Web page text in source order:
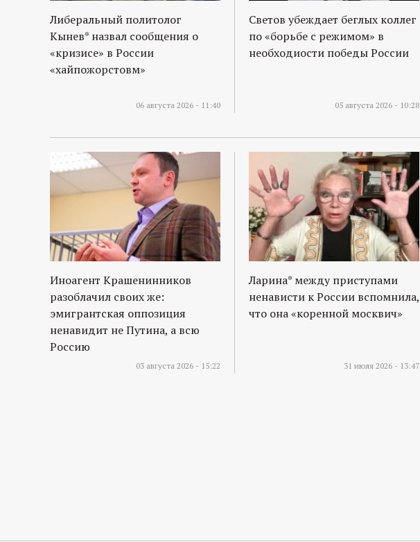
л
Либеральный политолог
Кынев* назвал сообщения о
«кризисе» в России
«хайпожорстовм»
06 августа 2026 - 11:40
Светов убеждает беглых коллег
по «борьбе с режимом» в
необходиости победы России
05 августа 2026 - 10:28
Иноагент Крашенинников
разоблачил своих же:
эмигрантская оппозиция
ненавидит не Путина, а всю
Россию
03 августа 2026 - 15:22
Ларина* между приступами
ненависти к России вспомнила,
что она «коренной москвич»
31 июля 2026 - 13:47